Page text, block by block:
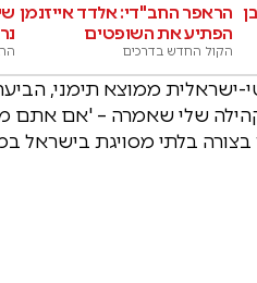
הראפר החב"די: אלדד אייזנמן
הפתיע את השופטים
הקול החדש בדרכים
ישראלית ממוצא תימני,
שלי שאמרה – 'אם אתם
בלתי מסויגת בישראל